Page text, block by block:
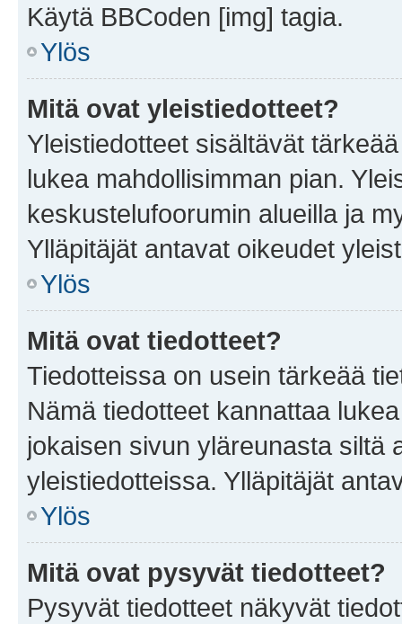
Käytä BBCoden [img] tagia.
Ylös
Mitä ovat yleistiedotteet?
Yleistiedotteet sisältävät
lukea mahdollisimman pian.
keskustelufoorumin alueilla ja
Ylläpitäjät antavat oikeudet
Ylös
Mitä ovat tiedotteet?
Tiedotteissa on usein tärkeää
Nämä tiedotteet kannattaa
jokaisen sivun yläreunasta siltä
yleistiedotteissa. Ylläpitäjät
Ylös
Mitä ovat pysyvät tiedotteet?
Pysyvät tiedotteet näkyvät